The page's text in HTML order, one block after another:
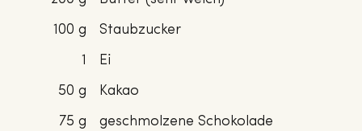
100 g
Staubzucker
1
Ei
50 g
Kakao
75 g
geschmolzene Schokolade